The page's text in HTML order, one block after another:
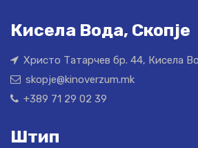
Кисела Вода, Скопје
Христо Татарчев бр. 44, Кисела
skopje@kinoverzum.mk
+389 71 29 02 39
Штип